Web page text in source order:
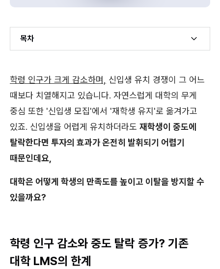
목차
Example H3
학령 인구가 크게 감소하며,
신입생 유치 경쟁이 그 어느
때보다 치열해지고 있습니다. 자연스럽게 대학의 무게
중심 또한 '신입생 모집'에서 '재학생 유지'로 옮겨가고
있죠. 신입생을 어렵게 유치하더라도 재학생이 중도에
탈락한다면 투자의 효과가 온전히 발휘되기 어렵기
때문인데요,
대학은 어떻게 학생의 만족도를 높이고 이탈을 방지할 수
있을까요?
학령 인구 감소와 중도 탈락 증가? 기존
대학 LMS의 한계